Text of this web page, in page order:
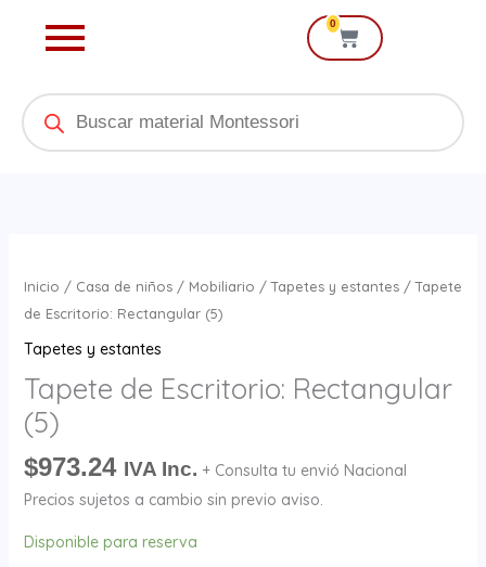
0
Cart
Products
search
Inicio / Casa de niños/ Mobiliario /Tapetes y estantes/ Tapete
de Escritorio: Rectangular (5)
Tapetes y estantes
Tapete de Escritorio: Rectangular
(5)
$973.24 IVA Inc. + Consulta tu envió Nacional
Precios sujetos a cambio sin previo aviso.
Disponible para reserva
de
Escritorio:
(5)
cantidad